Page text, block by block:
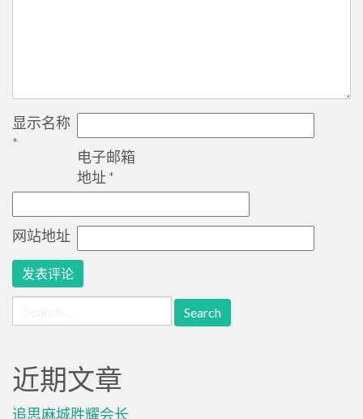
显示名称
*
电子邮箱
地址 *
网站地址
for:
近期文章
追思麻城胜耀会长